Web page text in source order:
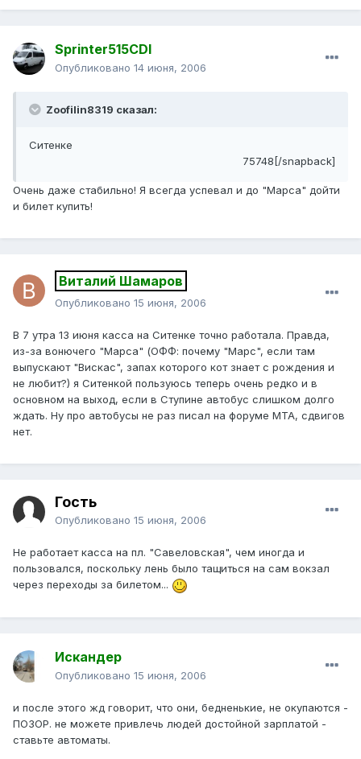
Sprinter515CDI
Опубликовано 14 июня, 2006
Zoofilin8319 сказал:
Ситенке
75748[/snapback]
Очень даже стабильно! Я всегда успевал и до "Марса" дойти
и билет купить!
Виталий Шамаров
Опубликовано 15 июня, 2006
В 7 утра 13 июня касса на Ситенке точно работала. Правда,
из-за вонючего "Марса" (ОФФ: почему "Марс", если там
выпускают "Вискас", запах которого кот знает с рождения и
не любит?) я Ситенкой пользуюсь теперь очень редко и в
основном на выход, если в Ступине автобус слишком долго
ждать. Ну про автобусы не раз писал на форуме МТА, сдвигов
нет.
Гость
Опубликовано 15 июня, 2006
Не работает касса на пл. "Савеловская", чем иногда и
пользовался, поскольку лень было тащиться на сам вокзал
через переходы за билетом...
Искандер
Опубликовано 15 июня, 2006
и после этого жд говорит, что они, бедненькие, не окупаются -
ПОЗОР. не можете привлечь людей достойной зарплатой -
ставьте автоматы.